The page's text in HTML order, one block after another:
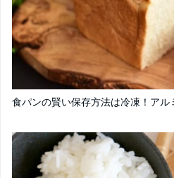
食パンの賢い保存方法は冷凍！ア